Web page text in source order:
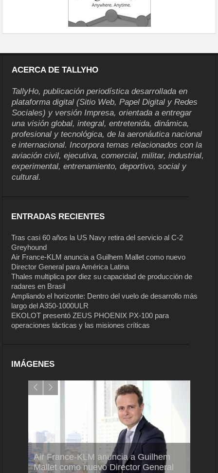
ACERCA DE TALLYHO
TallyHo, publicación periodística desarrollada en
plataforma digital (Sitio Web, Papel Digital y Redes
Sociales) y versión Impresa, orientada a entregar
una visión global, integral, entretenida, dinámica,
profesional y tecnológica, de la aeronáutica nacional
e internacional. Incorpora temas relacionados con la
aviación civil, ejecutiva, comercial, militar, industrial,
experimental, entrenamiento, deportivo, social y
cultural.
ENTRADAS RECIENTES
Tras casi 60 años la US Navy retira del servicio al C-2
Greyhound
Air France-KLM anuncia a Guilhem Mallet como nuevo
Director General para América Latina
Thales multiplica por diez su capacidad de producción de
radares en Brasil
Ampliando el horizonte: Dentro del vuelo de desarrollo más
largo del A350-1000ULR
EKOLOT presentó ZEUS PHOENIX PX-100 para
operaciones tácticas y las misiones críticas
IMÁGENES
Air France-KLM anuncia a Guilhem
Mallet como nuevo Director General